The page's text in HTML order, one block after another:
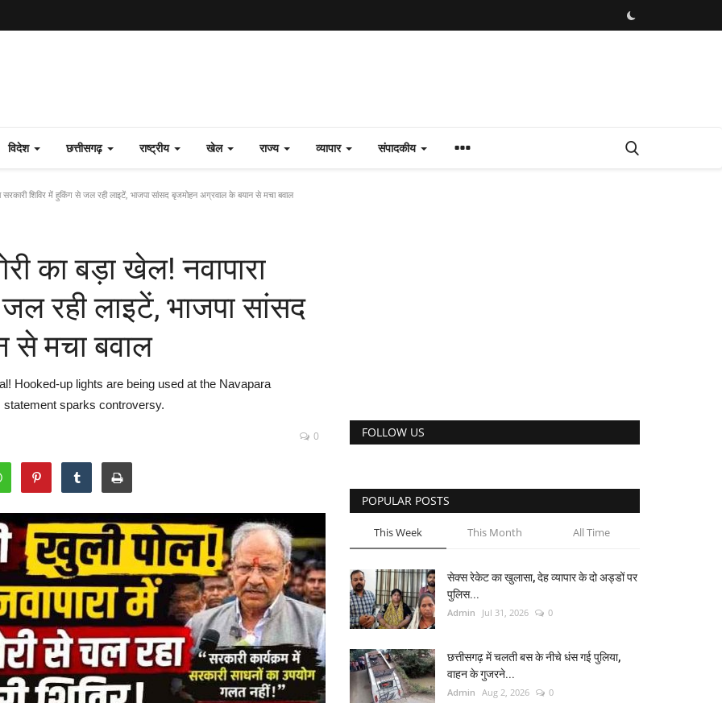
विदेश छत्तीसगढ़ राष्ट्रीय खेल राज्य व्यापार संपादकीय
सरकारी शिविर में हुकिंग से जल रही लाइटें, भाजपा सांसद बृजमोहन अग्रवाल के बयान से मचा बवाल
का बड़ा खेल! नवापारा
रही लाइटें, भाजपा सांसद
से मचा बवाल
Hooked-up lights are being used at the Navapara
sparks controversy.
0 FOLLOW US
POPULAR POSTS
This Week This Month All Time
सेक्स रेकेट का खुलासा, देह व्यापार के दो अड्डों पर
पुलिस...
Admin Jul 31, 2026 0
छत्तीसगढ़ में चलती बस के नीचे धंस गई पुलिया,
वाहन के गुजरने...
Admin Aug 2, 2026 0